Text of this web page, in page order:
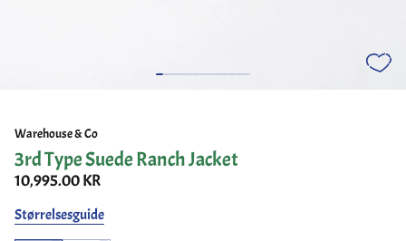
Warehouse & Co
3rd Type Suede Ranch Jacket
10,995.00 KR
Størrelsesguide